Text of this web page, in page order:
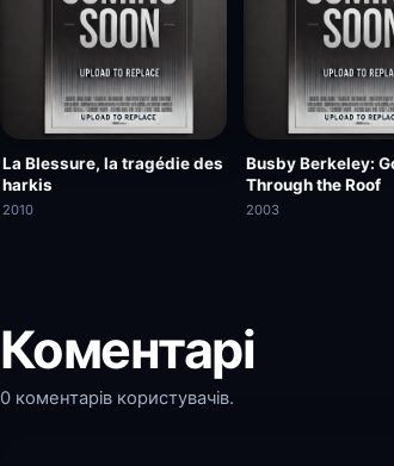
La Blessure, la tragédie des
harkis
2010
Busby Berkeley:
Through the Roof
2003
Коментарі
0 коментарів користувачів.